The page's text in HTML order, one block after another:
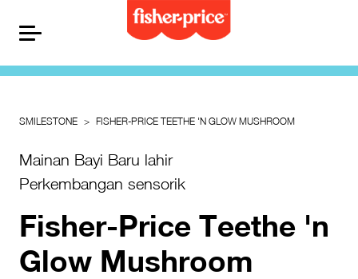
SMILESTONE FISHER-PRICE TEETHE 'N GLOW MUSHROOM
Mainan Bayi Baru lahir
Perkembangan sensorik
Fisher-Price Teethe 'n
Glow Mushroom